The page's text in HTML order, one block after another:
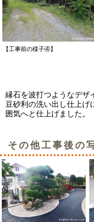
【工事前の様子④】
縁石を波打つようなデザ
豆砂利の洗い出し仕上げ
囲気へと仕上げました。
その他工事後の